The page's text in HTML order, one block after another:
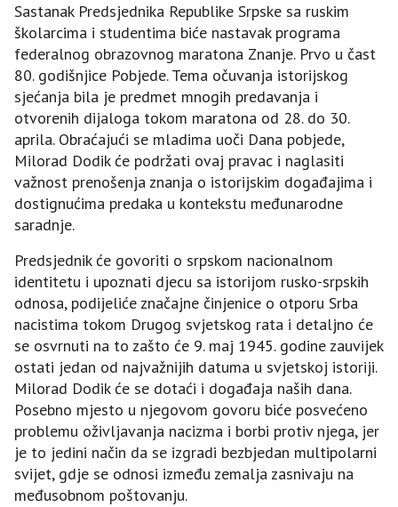
Sastanak Predsjednika Republike Srpske sa ruskim
školarcima i studentima biće nastavak programa
federalnog obrazovnog maratona Znanje. Prvo u čast
80. godišnjice Pobjede. Tema očuvanja istorijskog
sjećanja bila je predmet mnogih predavanja i
otvorenih dijaloga tokom maratona od 28. do 30.
aprila. Obraćajući se mladima uoči Dana pobjede,
Milorad Dodik će podržati ovaj pravac i naglasiti
važnost prenošenja znanja o istorijskim događajima i
dostignućima predaka u kontekstu međunarodne
saradnje.
Predsjednik će govoriti o srpskom nacionalnom
identitetu i upoznati djecu sa istorijom rusko-srpskih
odnosa, podijeliće značajne činjenice o otporu Srba
nacistima tokom Drugog svjetskog rata i detaljno će
se osvrnuti na to zašto će 9. maj 1945. godine zauvijek
ostati jedan od najvažnijih datuma u svjetskoj istoriji.
Milorad Dodik će se dotaći i događaja naših dana.
Posebno mjesto u njegovom govoru biće posvećeno
problemu oživljavanja nacizma i borbi protiv njega, jer
je to jedini način da se izgradi bezbjedan multipolarni
svijet, gdje se odnosi između zemalja zasnivaju na
međusobnom poštovanju.